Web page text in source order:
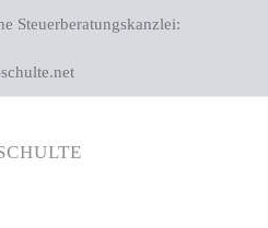
Steuerberatungskanzlei: